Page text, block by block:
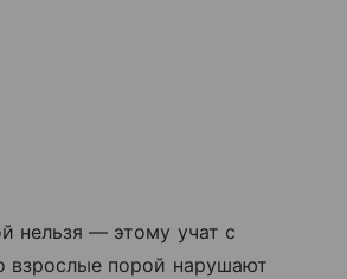
нельзя — этому учат с
взрослые порой нарушают